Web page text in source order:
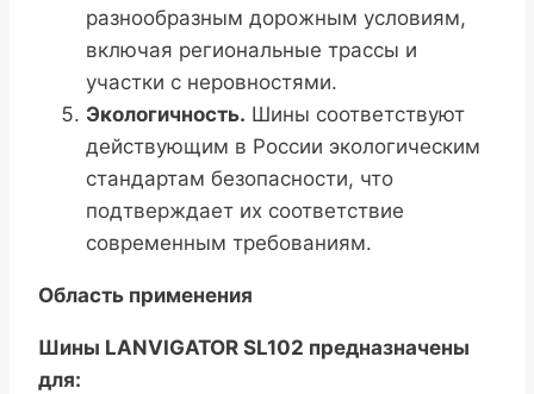
разнообразным дорожным условиям,
включая региональные трассы и
участки с неровностями.
Экологичность. Шины соответствуют
действующим в России экологическим
стандартам безопасности, что
подтверждает их соответствие
современным требованиям.
Область применения
Шины LANVIGATOR SL102 предназначены
для: